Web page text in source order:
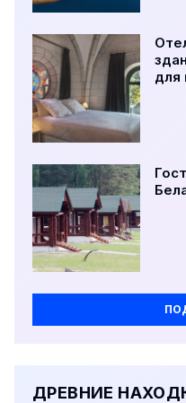
для
ДРЕВНИЕ